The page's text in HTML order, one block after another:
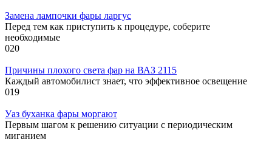
Замена лампочки фары ларгус
Перед тем как приступить к процедуре, соберите
необходимые
020
Причины плохого света фар на ВАЗ 2115
Каждый автомобилист знает, что эффективное освещение
019
Уаз буханка фары моргают
Первым шагом к решению ситуации с периодическим
миганием